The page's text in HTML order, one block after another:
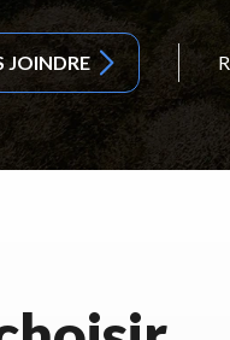
JOINDRE